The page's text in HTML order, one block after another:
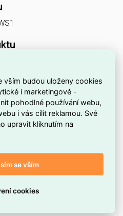
54W IP66
spektrum 730A3, regulace
optika EWS1 (Extra
vším budou uloženy cookies
i marketingové -
pohodlné používání webu,
i vás cílit reklamou. Své
upravit kliknutím na
se vším
cookies